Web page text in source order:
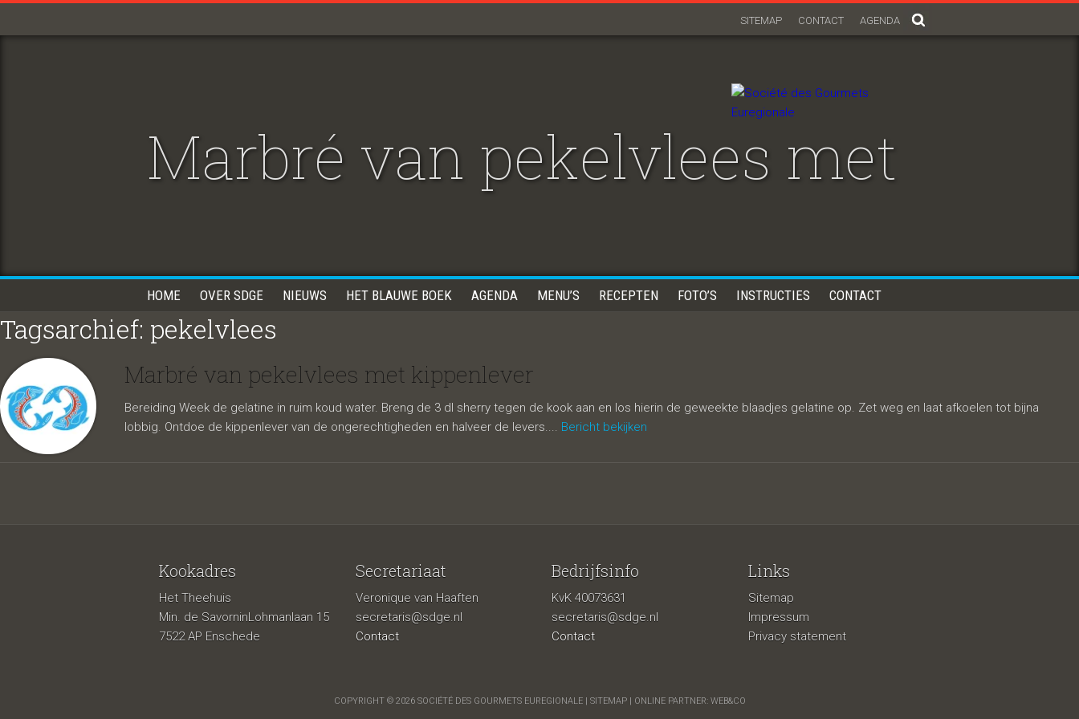
AGENDA
CONTACT
SITEMAP
Marbré van pekelvlees met
kippenlever
HOME OVER SDGE NIEUWS HET BLAUWE BOEK AGENDA MENU’S RECEPTEN FOTO’S INSTRUCTIES CONTACT
Tagsarchief: pekelvlees
Marbré van pekelvlees met kippenlever
Bereiding Week de gelatine in ruim koud water. Breng de 3 dl sherry tegen de kook aan en los hierin de geweekte blaadjes gelatine op. Zet weg en laat afkoelen tot bijna
lobbig. Ontdoe de kippenlever van de ongerechtigheden en halveer de levers.... Bericht bekijken
Kookadres
Het Theehuis
Min. de SavorninLohmanlaan 15
7522 AP Enschede
Secretariaat
Veronique van Haaften
secretaris@sdge.nl
Contact
Bedrijfsinfo
KvK 40073631
secretaris@sdge.nl
Contact
Links
Sitemap
Impressum
Privacy statement
COPYRIGHT © 2026 SOCIÉTÉ DES GOURMETS EUREGIONALE | SITEMAP| ONLINE PARTNER: WEB&CO